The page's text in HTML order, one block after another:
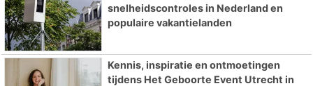
snelheidscontroles in Nederland en
populaire vakantielanden
Kennis, inspiratie en ontmoetingen
tijdens Het Geboorte Event Utrecht in